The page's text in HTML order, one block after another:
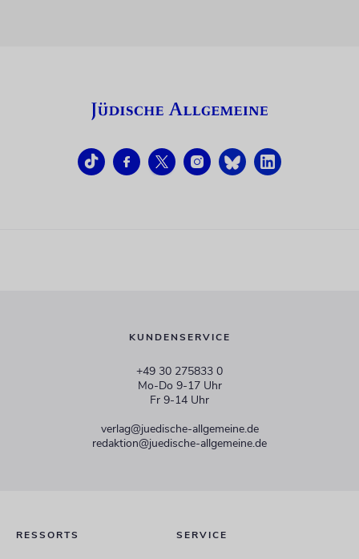
KUNDENSERVICE
+49 30 275833 0
Mo-Do 9-17 Uhr
Fr 9-14 Uhr
verlag@juedische-allgemeine.de
redaktion@juedische-allgemeine.de
RESSORTS SERVICE